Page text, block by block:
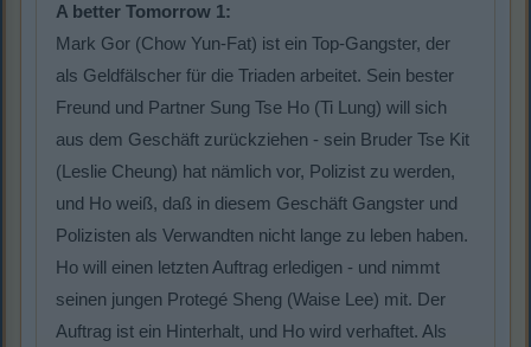
A better Tomorrow 1:
Mark Gor (Chow Yun-Fat) ist ein Top-Gangster, der
als Geldfälscher für die Triaden arbeitet. Sein bester
Freund und Partner Sung Tse Ho (Ti Lung) will sich
aus dem Geschäft zurückziehen - sein Bruder Tse Kit
(Leslie Cheung) hat nämlich vor, Polizist zu werden,
und Ho weiß, daß in diesem Geschäft Gangster und
Polizisten als Verwandten nicht lange zu leben haben.
Ho will einen letzten Auftrag erledigen - und nimmt
seinen jungen Protegé Sheng (Waise Lee) mit. Der
Auftrag ist ein Hinterhalt, und Ho wird verhaftet. Als